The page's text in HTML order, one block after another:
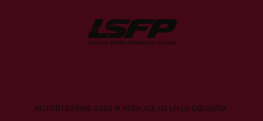
AUTORTIESĪBAS 2026 © ATSAUCE UZ LFF.LV OBLIGĀTA.